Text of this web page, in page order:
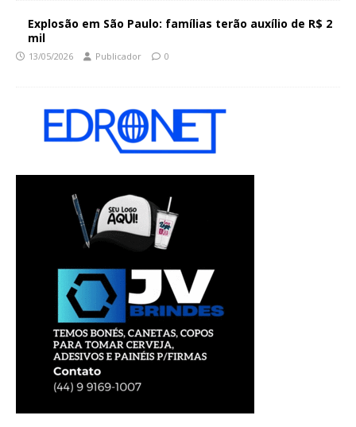
Explosão em São Paulo: famílias terão auxílio de R$ 2
mil
13/05/2026 Publicador 0